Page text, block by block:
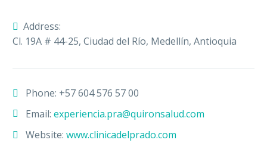
Address:
Cl. 19A # 44-25, Ciudad del Río, Medellín, Antioquia
Phone: +57 604 576 57 00
Email: experiencia.pra@quironsalud.com
Website: www.clinicadelprado.com